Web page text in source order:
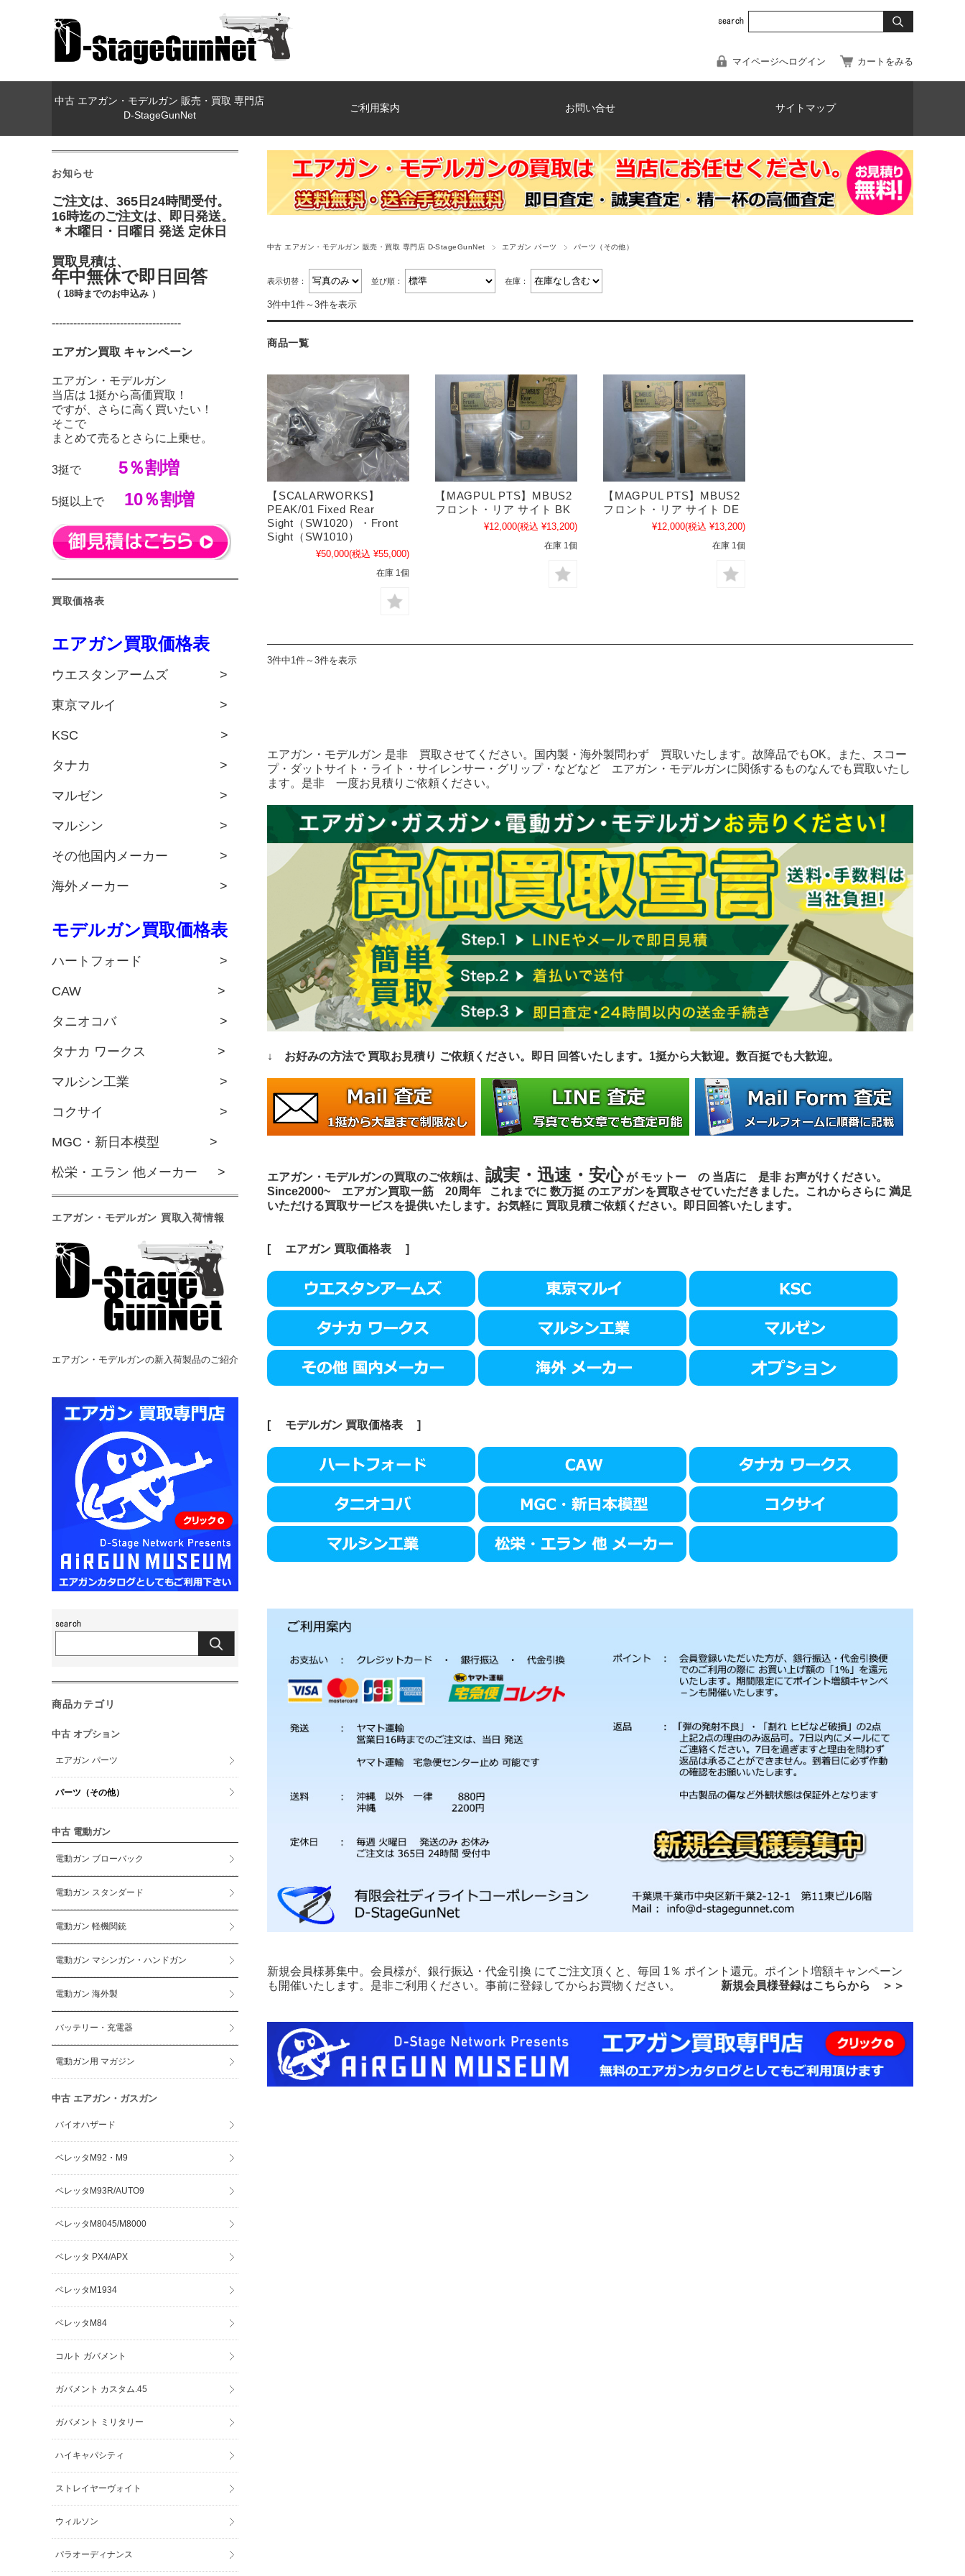
マイページへログイン カートをみる
中古 エアガン・モデルガン 販売・買取 専門店
D-StageGunNet
ご利用案内 お問い合せ サイトマップ
中古 エアガン・モデルガン 販売・買取 専門店 D-StageGunNet エアガン パーツ パーツ（その他）
表示切替： 並び順： 在庫：
3件中1件～3件を表示
商品一覧
【SCALARWORKS】
PEAK/01 Fixed Rear
Sight（SW1020）・Front
Sight（SW1010）
¥50,000(税込 ¥55,000)
在庫 1個
【MAGPUL PTS】MBUS2
フロント・リア サイト BK
¥12,000(税込 ¥13,200)
在庫 1個
【MAGPUL PTS】MBUS2
フロント・リア サイト DE
¥12,000(税込 ¥13,200)
在庫 1個
3件中1件～3件を表示
エアガン・モデルガン 是非 買取させてください。国内製・海外製問わず 買取いたします。故障品でもOK。また、スコー
プ・ダットサイト・ライト・サイレンサー・グリップ・などなど エアガン・モデルガンに関係するものなんでも買取いたし
ます。是非 一度お見積りご依頼ください。
↓ お好みの方法で 買取お見積り ご依頼ください。即日 回答いたします。1挺から大歓迎。数百挺でも大歓迎。
エアガン・モデルガンの買取のご依頼は、 誠実・迅速・安心が モットー の 当店に 是非 お声がけください。
Since2000~ エアガン買取一筋 20周年 これまでに 数万挺 のエアガンを買取させていただきました。これからさらに 満足
いただける買取サービスを提供いたします。 お気軽に 買取見積ご依頼ください。即日回答いたします。
[ エアガン 買取価格表 ]
[ モデルガン 買取価格表 ]
新規会員様募集中。会員様が、銀行振込・代金引換 にてご注文頂くと、毎回 1％ ポイント還元。ポイント増額キャンペーン
も開催いたします。是非ご利用ください。事前に登録してからお買物ください。 新規会員様登録はこちらから ＞＞
お知らせ
ご注文は、365日24時間受付。
16時迄のご注文は、即日発送。
＊木曜日・日曜日 発送 定休日
買取見積は、
年中無休で即日回答
（ 18時までのお申込み ）
------------------------------------
エアガン買取 キャンペーン
エアガン・モデルガン
当店は 1挺から高価買取！
ですが、さらに高く買いたい！
そこで
まとめて売るとさらに上乗せ。
3挺で 5％割増
5挺以上で 10％割増
買取価格表
エアガン買取価格表
ウエスタンアームズ >
東京マルイ >
KSC >
タナカ >
マルゼン >
マルシン >
その他国内メーカー >
海外メーカー >
モデルガン買取価格表
ハートフォード >
CAW >
タニオコバ >
タナカ ワークス >
マルシン工業 >
コクサイ >
MGC・新日本模型 >
松栄・エラン 他メーカー >
エアガン・モデルガン 買取入荷情報
エアガン・モデルガンの新入荷製品のご紹介
商品カテゴリ
中古 オプション
エアガン パーツ
パーツ（その他）
中古 電動ガン
電動ガン ブローバック
電動ガン スタンダード
電動ガン 軽機関銃
電動ガン マシンガン・ハンドガン
電動ガン 海外製
バッテリー・充電器
電動ガン用 マガジン
中古 エアガン・ガスガン
バイオハザード
ベレッタM92・M9
ベレッタM93R/AUTO9
ベレッタM8045/M8000
ベレッタ PX4/APX
ベレッタM1934
ベレッタM84
コルト ガバメント
ガバメント カスタム.45
ガバメント ミリタリー
ハイキャパシティ
ストレイヤーヴォイト
ウィルソン
パラオーディナンス